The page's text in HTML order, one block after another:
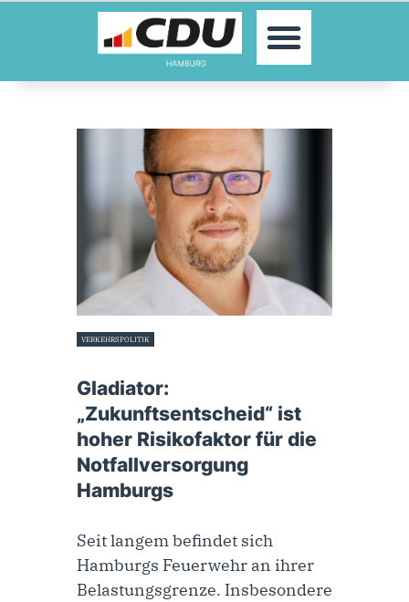
MOIN!
AKTUELLES
PARLAMENTE
KONTAKT
SPENDEN
MITGLIED WERDEN!
VERKEHRSPOLITIK
Gladiator:
„Zukunftsentscheid“ ist
hoher Risikofaktor für die
Notfallversorgung
Hamburgs
Seit langem befindet sich
Hamburgs Feuerwehr an ihrer
Belastungsgrenze. Insbesondere